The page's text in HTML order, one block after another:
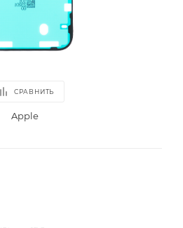
СРАВНИТЬ
Apple